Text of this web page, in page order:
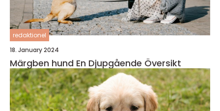
redaktionel
18. January 2024
Märgben hund En Djupgående Översikt